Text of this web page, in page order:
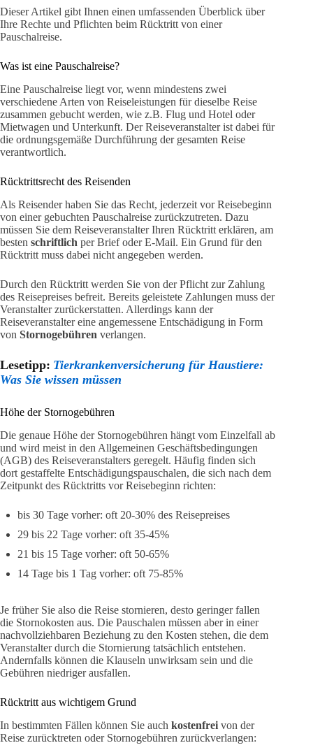
Dieser Artikel gibt Ihnen einen umfassenden Überblick über
Ihre Rechte und Pflichten beim Rücktritt von einer
Pauschalreise.
Was ist eine Pauschalreise?
Eine Pauschalreise liegt vor, wenn mindestens zwei
verschiedene Arten von Reiseleistungen für dieselbe Reise
zusammen gebucht werden, wie z.B. Flug und Hotel oder
Mietwagen und Unterkunft. Der Reiseveranstalter ist dabei für
die ordnungsgemäße Durchführung der gesamten Reise
verantwortlich.
Rücktrittsrecht des Reisenden
Als Reisender haben Sie das Recht, jederzeit vor Reisebeginn
von einer gebuchten Pauschalreise zurückzutreten. Dazu
müssen Sie dem Reiseveranstalter Ihren Rücktritt erklären, am
besten schriftlich per Brief oder E-Mail. Ein Grund für den
Rücktritt muss dabei nicht angegeben werden.
Durch den Rücktritt werden Sie von der Pflicht zur Zahlung
des Reisepreises befreit. Bereits geleistete Zahlungen muss der
Veranstalter zurückerstatten. Allerdings kann der
Reiseveranstalter eine angemessene Entschädigung in Form
von Stornogebühren verlangen.
Lesetipp: Tierkrankenversicherung für Haustiere:
Was Sie wissen müssen
Höhe der Stornogebühren
Die genaue Höhe der Stornogebühren hängt vom Einzelfall ab
und wird meist in den Allgemeinen Geschäftsbedingungen
(AGB) des Reiseveranstalters geregelt. Häufig finden sich
dort gestaffelte Entschädigungspauschalen, die sich nach dem
Zeitpunkt des Rücktritts vor Reisebeginn richten:
bis 30 Tage vorher: oft 20-30% des Reisepreises
29 bis 22 Tage vorher: oft 35-45%
21 bis 15 Tage vorher: oft 50-65%
14 Tage bis 1 Tag vorher: oft 75-85%
Je früher Sie also die Reise stornieren, desto geringer fallen
die Stornokosten aus. Die Pauschalen müssen aber in einer
nachvollziehbaren Beziehung zu den Kosten stehen, die dem
Veranstalter durch die Stornierung tatsächlich entstehen.
Andernfalls können die Klauseln unwirksam sein und die
Gebühren niedriger ausfallen.
Rücktritt aus wichtigem Grund
In bestimmten Fällen können Sie auch kostenfrei von der
Reise zurücktreten oder Stornogebühren zurückverlangen: